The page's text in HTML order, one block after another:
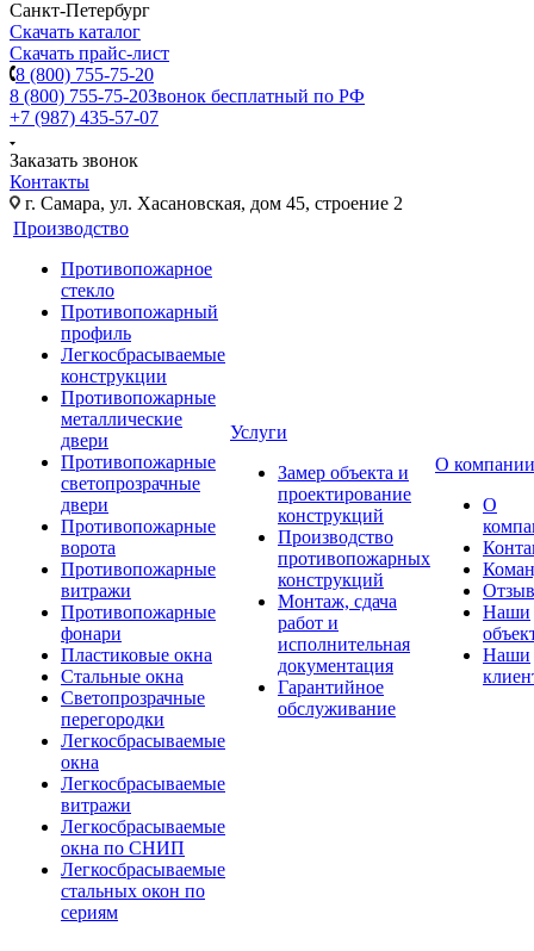
Санкт-Петербург
Скачать каталог
Скачать прайс-лист
8 (800) 755-75-20
8 (800) 755-75-20Звонок бесплатный по РФ
+7 (987) 435-57-07
Заказать звонок
Контакты
г. Самара, ул. Хасановская, дом 45, строение 2
Производство
Противопожарное
стекло
Противопожарный
профиль
Легкосбрасываемые
конструкции
Противопожарные
металлические
двери
Противопожарные
светопрозрачные
двери
Противопожарные
ворота
Противопожарные
витражи
Противопожарные
фонари
Пластиковые окна
Стальные окна
Светопрозрачные
перегородки
Легкосбрасываемые
окна
Легкосбрасываемые
витражи
Легкосбрасываемые
окна по СНИП
Легкосбрасываемые
стальных окон по
сериям
Услуги
Замер объекта и
проектирование
конструкций
Производство
противопожарных
конструкций
Монтаж, сдача
работ и
исполнительная
документация
Гарантийное
обслуживание
О компании
О
Наши
Наши